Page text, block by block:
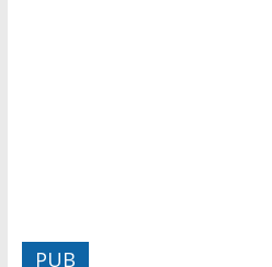
PUB